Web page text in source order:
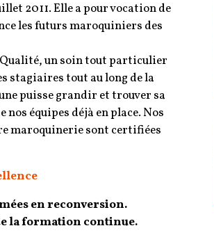
2011. Elle a pour vocation de
les futurs maroquiniers des
Qualité, un soin tout particulier
stagiaires tout au long de la
puisse grandir et trouver sa
nos équipes déjà en place. Nos
maroquinerie sont certifiées
en reconversion.
la formation continue.